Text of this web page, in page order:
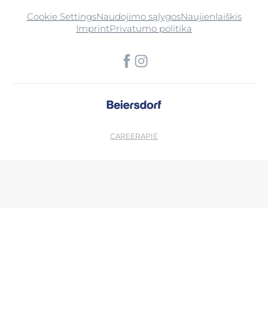
Cookie SettingsNaudojimo sąlygosNaujienlaiškis
ImprintPrivatumo politika
CAREERAPIE